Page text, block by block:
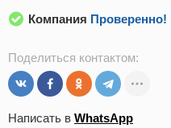
Компания Проверенно!
Поделиться контактом:
Написать в WhatsApp